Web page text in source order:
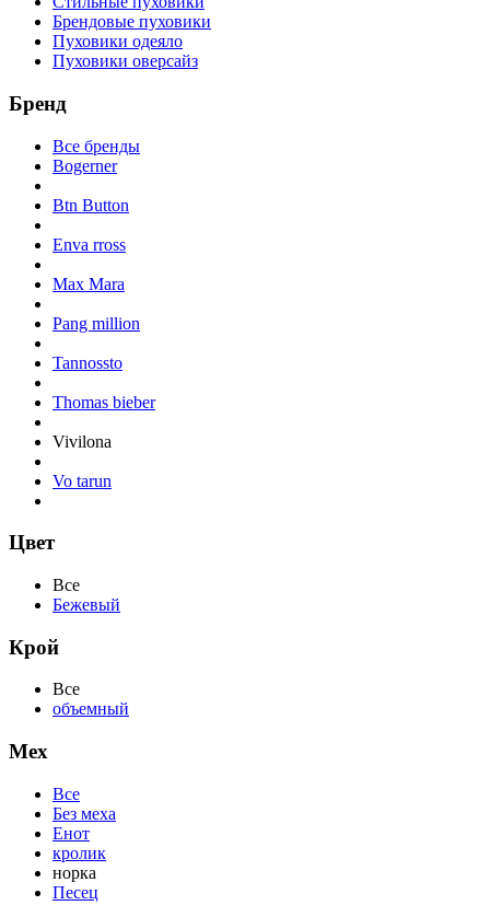
Брендовые пуховики
Пуховики одеяло
Пуховики оверсайз
Бренд
Все бренды
Bogerner
Btn Button
Enva rross
Max Mara
Pang million
Tannossto
Thomas bieber
Vivilona
Vo tarun
Цвет
Все
Бежевый
Крой
Все
объемный
Мех
Все
Без меха
Енот
кролик
норка
Песец